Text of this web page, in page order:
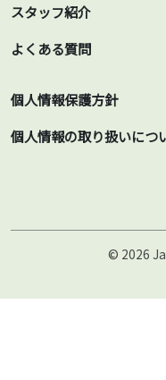
スタッフ紹介
よくある質問
個人情報保護方針
個人情報の取り扱いにつ
© 2026